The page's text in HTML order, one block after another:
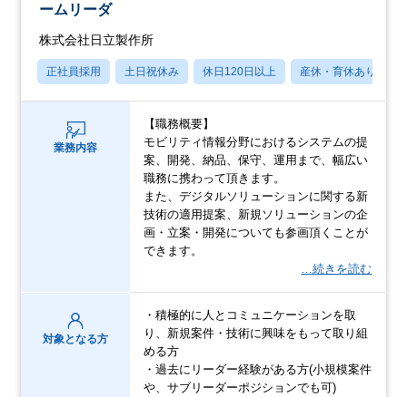
ームリーダ
株式会社日立製作所
正社員採用 土日祝休み 休日120日以上 産休・育休あり
業務内容
【職務概要】
モビリティ情報分野におけるシステムの提
案、開発、納品、保守、運用まで、幅広い
職務に携わって頂きます。
また、デジタルソリューションに関する新
技術の適用提案、新規ソリューションの企
画・立案・開発についても参画頂くことが
できます。
…続きを読む
対象となる方
・積極的に人とコミュニケーションを取
り、新規案件・技術に興味をもって取り組
める方
・過去にリーダー経験がある方(小規模案件
や、サブリーダーポジションでも可)